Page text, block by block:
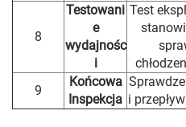
8
Testowani
e
wydajnośc
i
Test
9
Końcowa
Inspekcja i